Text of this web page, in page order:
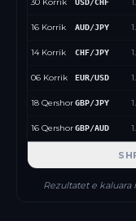
USD/CHF
16 Korrik AUD/JPY
14 Korrik CHF/JPY
06 Korrik EUR/USD
18 QershorGBP/JPY
16 QershorGBP/AUD
Rezultatet e